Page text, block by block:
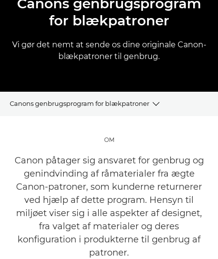
Canons genbrugsprogram
for blækpatroner
Vi gør det nemt at sende os dine originale Canon-
blækpatroner til genbrug.
Canons genbrugsprogram for blækpatroner
GODKENDTE PATRONER
OFTE STILLEDE SPØRGSMÅL
VILKÅR OG BETINGELSER
OM
Canon påtager sig ansvaret for genbrug og
genindvinding af råmaterialer fra ægte
Canon-patroner, som kunderne returnerer
ved hjælp af dette program. Hensyn til
miljøet viser sig i alle aspekter af designet,
fra valget af materialer og deres
konfiguration i produkterne til genbrug af
patroner.